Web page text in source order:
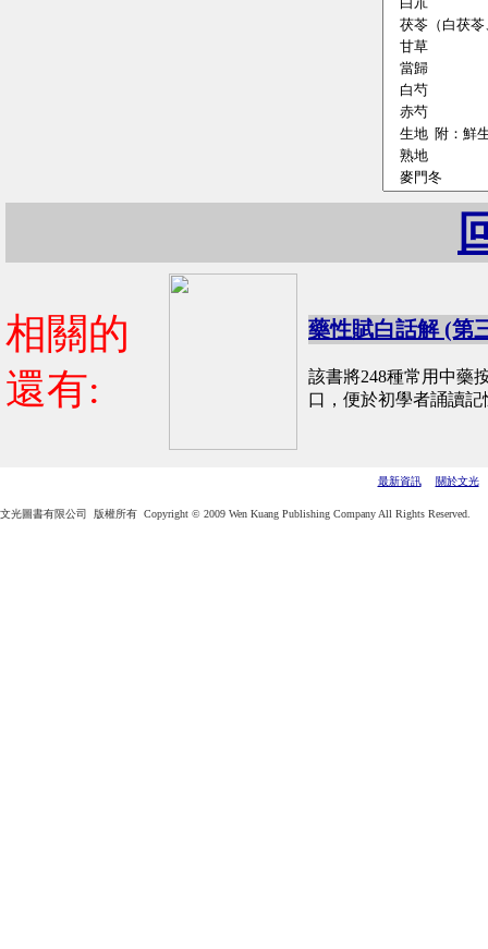
相關的
還有:
藥性賦白話解 (第
該書將248種常用中藥
口，便於初學者誦讀
最新資訊 關於文光
文光圖書有限公司 版權所有 Copyright © 2009 Wen Kuang Publishing Company All Rights Reserved.